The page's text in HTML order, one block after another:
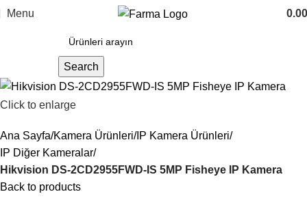
Menu 0.00
Search
Click to enlarge
Ana Sayfa Kamera Ürünleri IP Kamera Ürünleri
IP Diğer Kameralar
Hikvision DS-2CD2955FWD-IS 5MP Fisheye IP Kamera
Back to products